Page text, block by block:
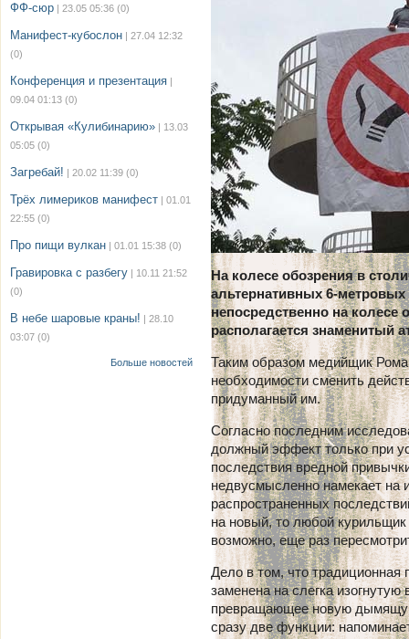
ФФ-сюр | 23.05 05:36 (0)
Манифест-кубослон | 27.04 12:32
(0)
Конференция и презентация |
09.04 01:13 (0)
Открывая «Кулибинарию» | 13.03
05:05 (0)
Загребай! | 20.02 11:39 (0)
Трёх лимериков манифест | 01.01
22:55 (0)
Про пищи вулкан | 01.01 15:38 (0)
Гравировка с разбегу | 10.11 21:52
(0)
В небе шаровые краны! | 28.10
03:07 (0)
Больше новостей
На колесе обозрения в
альтернативных 6-
непосредственно на колесе
располагается знаменитый
Таким образом медийщик
необходимости сменить
придуманный им.
Согласно последним
должный эффект только при
последствия вредной
недвусмысленно намекает
распространенных
на новый, то любой
возможно, еще раз
Дело в том, что традиционная
заменена на слегка
превращающее новую
сразу две функции: